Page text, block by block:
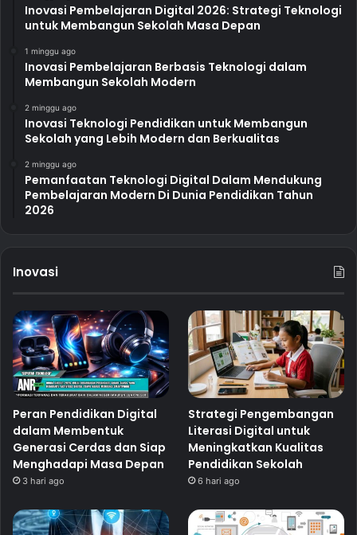
Inovasi Pembelajaran Digital 2026: Strategi Teknologi
untuk Membangun Sekolah Masa Depan
1 minggu ago
Inovasi Pembelajaran Berbasis Teknologi dalam
Membangun Sekolah Modern
2 minggu ago
Inovasi Teknologi Pendidikan untuk Membangun
Sekolah yang Lebih Modern dan Berkualitas
2 minggu ago
Pemanfaatan Teknologi Digital Dalam Mendukung
Pembelajaran Modern Di Dunia Pendidikan Tahun
2026
Inovasi
Peran Pendidikan Digital
dalam Membentuk
Generasi Cerdas dan Siap
Menghadapi Masa Depan
3 hari ago
Strategi Pengembangan
Literasi Digital untuk
Meningkatkan Kualitas
Pendidikan Sekolah
6 hari ago